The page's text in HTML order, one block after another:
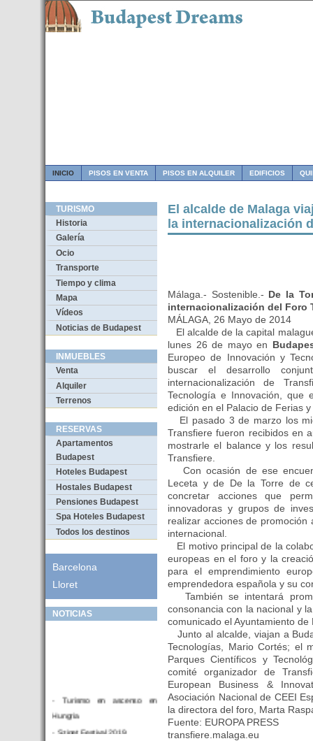
INICIO PISOS EN VENTA PISOS EN ALQUILER EDIFICIOS
TURISMO
Historia
Galería
Ocio
Transporte
Tiempo y clima
Mapa
Vídeos
Noticias de Budapest
INMUEBLES
Venta
Alquiler
Terrenos
RESERVAS
Apartamentos
Budapest
Hoteles Budapest
Hostales Budapest
Pensiones Budapest
Spa Hoteles Budapest
Todos los destinos
Barcelona
Lloret
NOTICIAS
- Turismo en ascenso en
Hungria
- Sziget Festival 2019
El alcalde de Malaga
la internacionalización
Málaga.- Sostenible.- De la
internacionalización del Foro
MÁLAGA, 26 Mayo de 2014
El alcalde de la capital
lunes 26 de mayo en
Europeo de Innovación y
buscar el desarrollo
internacionalización de
Tecnología e Innovación, que
edición en el Palacio de Ferias
El pasado 3 de marzo los
Transfiere fueron recibidos en
mostrarle el balance y los
Transfiere.
Con ocasión de ese
Leceta y de De la Torre de
concretar acciones que
innovadoras y grupos de
realizar acciones de
internacional.
El motivo principal de la
europeas en el foro y la
para el emprendimiento
emprendedora española y su
También se intentará
consonancia con la nacional y
comunicado el Ayuntamiento de
Junto al alcalde, viajan a
Tecnologías, Mario Cortés; el
Parques Científicos y
comité organizador de
European Business &
Asociación Nacional de CEEI
la directora del foro, Marta
Fuente: EUROPA PRESS
transfiere.malaga.eu